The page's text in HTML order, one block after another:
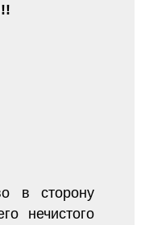
в сторону
нечистого